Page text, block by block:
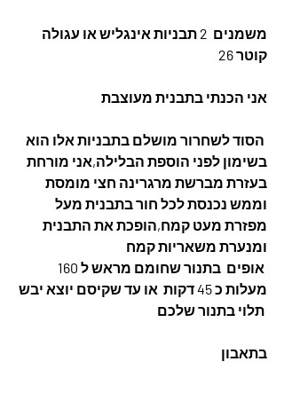
משמנים  2 תבניות אינגליש או עגולה
קוטר 26
אני הכנתי בתבנית מעוצבת
הסוד לשחרור מושלם בתבניות אלו הוא
בשימון לפני הוספת הבלילה,אני מורחת
בעזרת מברשת מרגרינה חצי מומסת
וממש נכנסת לכל חור בתבנית מעל
מפזרת מעט קמח,הופכת את התבנית
ומנערת משאריות קמח
מעלות כ 45 דקות  או עד שקיסם יוצא יבש
תלוי בתנור שלכם
בתאבון